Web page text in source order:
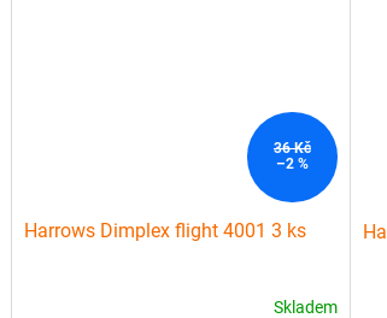
36 Kč
–2 %
Harrows Dimplex flight 4001 3 ks
Skladem